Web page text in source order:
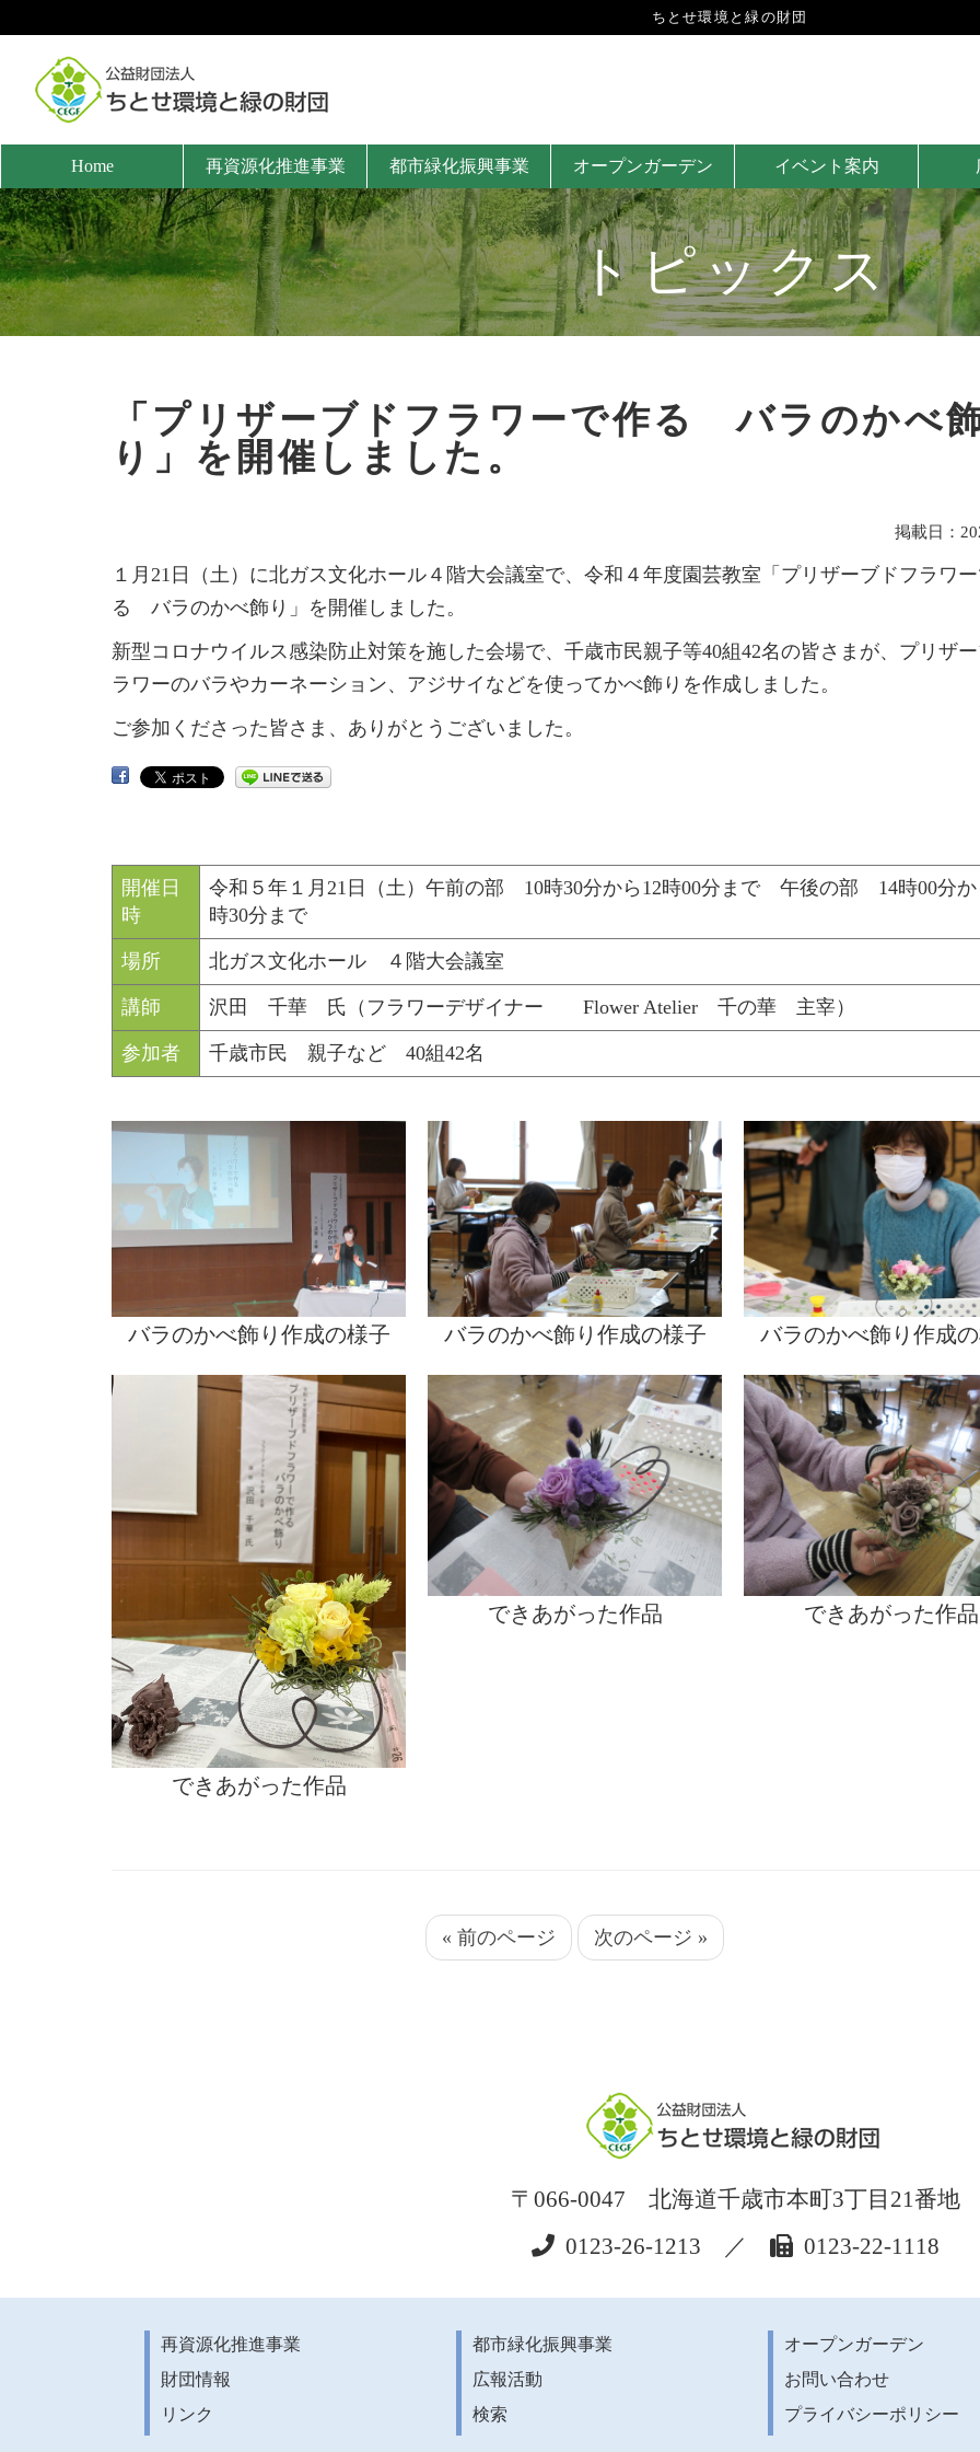
ちとせ環境と緑の財団
Home 再資源化推進事業 都市緑化振興事業 オープンガーデン イベント案内
トピックス
「プリザーブドフラワーで作る バラのかべ
り」を開催しました。
掲載日：
１月21日（土）に北ガス文化ホール４階大会議室で、令和４年度園芸教室「プリザーブドフラワ
る バラのかべ飾り」を開催しました。
新型コロナウイルス感染防止対策を施した会場で、千歳市民親子等40組42名の皆さまが、プリザ
ラワーのバラやカーネーション、アジサイなどを使ってかべ飾りを作成しました。
ご参加くださった皆さま、ありがとうございました。
開催日
時
令和５年１月21日（土）午前の部 10時30分から12時00分まで 午後の部 14時00分か
時30分まで
場所 北ガス文化ホール ４階大会議室
講師 沢田 千華 氏（フラワーデザイナー Flower Atelier 千の華 主宰）
参加者 千歳市民 親子など 40組42名
バラのかべ飾り作成の様子 バラのかべ飾り作成の様子 バラのかべ飾り作成
できあがった作品
できあがった作品 できあがった作品
« 前のページ 次のページ »
〒066-0047 北海道千歳市本町3丁目21番地
0123-26-1213 ／
0123-22-1118
再資源化推進事業 都市緑化振興事業
オープンガーデン
財団情報
広報活動
お問い合わせ
リンク
検索 プライバシーポリシー